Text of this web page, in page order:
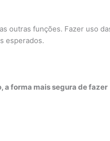
outras funções. Fazer uso
esperados.
a forma mais segura de fazer